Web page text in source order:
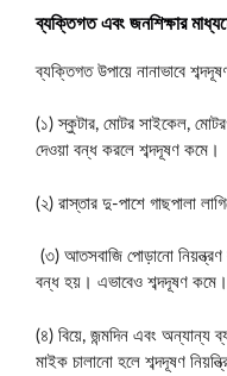
ব্যক্তিগত এবং জনশিক্ষার
ব্যক্তিগত উপায়ে নানাভাবে
(১) স্কুটার, মোটর সাইকেল,
দেওয়া বন্ধ করলে শব্দদূষণ কমে।
(২) রাস্তার দু-পাশে গাছপালা
(৩) আতসবাজি পোড়ানো নিয়ন্ত্রণ
বন্ধ হয়। এভাবেও শব্দদূষণ কমে।
(৪) বিয়ে, জন্মদিন এবং অন্যান্য
মাইক চালানো হলে শব্দদূষণ